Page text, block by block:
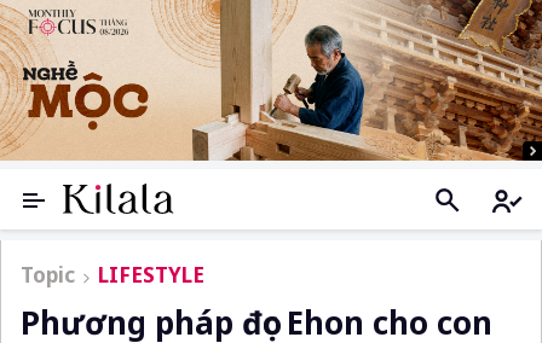
Topic LIFESTYLE
Phương pháp đọc Ehon cho con